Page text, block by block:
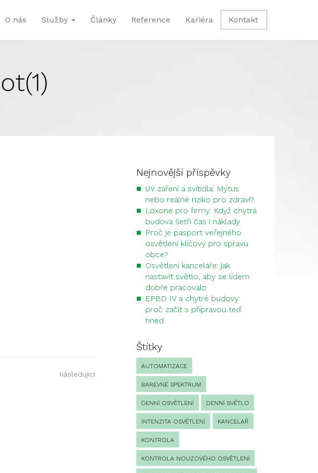
O nás Služby Články Reference Kariéra Kontakt
následující:
Nejnovější příspěvky
UV záření a svítidla: Mýtus
nebo reálné riziko pro zdraví?
Loxone pro firmy: Když chytrá
budova šetří čas i náklady
Proč je pasport veřejného
osvětlení klíčový pro správu
obce?
Osvětlení kanceláře: jak
nastavit světlo, aby se lidem
dobře pracovalo
EPBD IV a chytré budovy:
proč začít s přípravou teď
hned
Štítky
AUTOMATIZACE
BAREVNÉ SPEKTRUM
DENNÍ OSVĚTLENÍ DENNÍ SVĚTLO
INTENZITA OSVĚTLENÍ KANCELÁŘ
KONTROLA
KONTROLA NOUZOVÉHO OSVĚTLENÍ